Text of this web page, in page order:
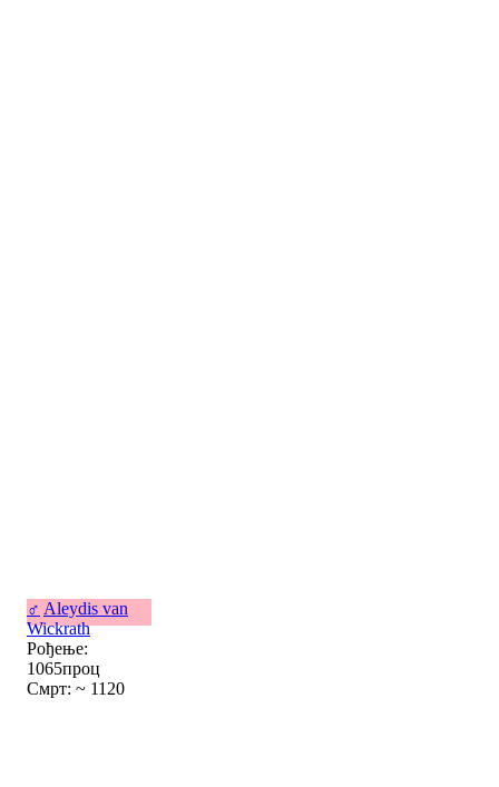
♂ Aleydis van
Wickrath
Рођење:
1065проц
Смрт: ~ 1120